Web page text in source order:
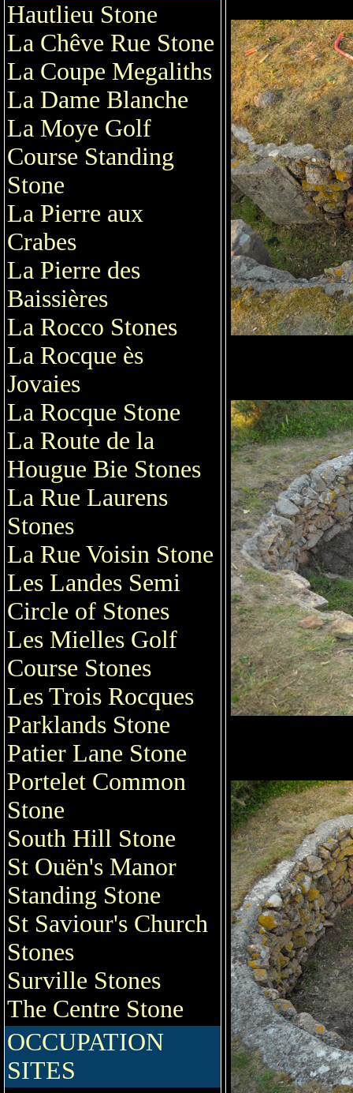
Hautlieu Stone
La Chêve Rue Stone
La Coupe Megaliths
La Dame Blanche
La Moye Golf
Course Standing
Stone
La Pierre aux
Crabes
La Pierre des
Baissières
La Rocco Stones
La Rocque ès
Jovaies
La Rocque Stone
La Route de la
Hougue Bie Stones
La Rue Laurens
Stones
La Rue Voisin Stone
Les Landes Semi
Circle of Stones
Les Mielles Golf
Course Stones
Les Trois Rocques
Parklands Stone
Patier Lane Stone
Portelet Common
Stone
South Hill Stone
St Ouën's Manor
Standing Stone
St Saviour's Church
Stones
Surville Stones
The Centre Stone
OCCUPATION
SITES